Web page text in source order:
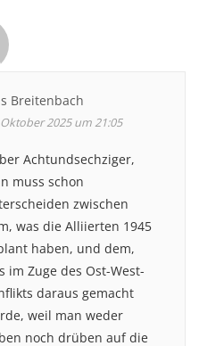
Breitenbach
Oktober 2025 um 21:05
Achtundsechziger,
muss schon
zwischen
was die Alliierten 1945
haben, und dem,
im Zuge des Ost-West-
daraus gemacht
weil man weder
noch drüben auf die